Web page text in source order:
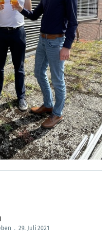
. 29. Juli 2021